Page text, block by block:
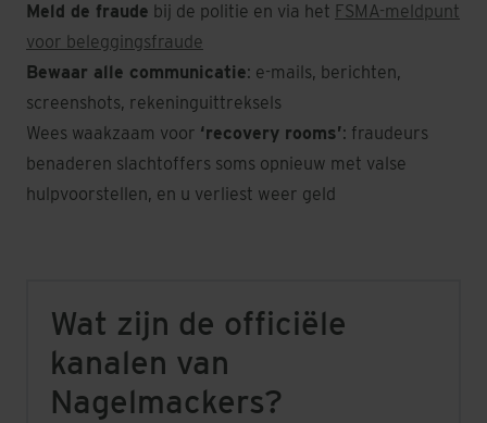
Meld de fraude bij de politie en via het FSMA-meldpunt
voor beleggingsfraude
Bewaar alle communicatie: e-mails, berichten,
screenshots, rekeninguittreksels
Wees waakzaam voor ‘recovery rooms’: fraudeurs
benaderen slachtoffers soms opnieuw met valse
hulpvoorstellen, en u verliest weer geld
Wat zijn de officiële
kanalen van
Nagelmackers?